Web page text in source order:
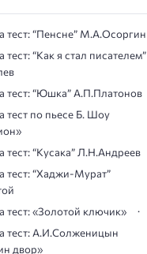
тест: “Пенсне” М.А.Осоргин
тест: “Как я стал писателем”
тест: “Юшка” А.П.Платонов
тест по пьесе Б. Шоу
тест: “Кусака” Л.Н.Андреев
тест: “Хаджи-Мурат”
тест: «Золотой ключик»
тест: А.И.Солженицын
двор»